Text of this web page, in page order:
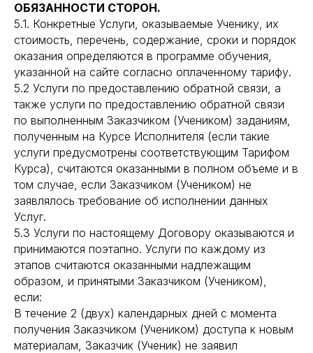
ОБЯЗАННОСТИ СТОРОН.
5.1. Конкретные Услуги, оказываемые Ученику, их
стоимость, перечень, содержание, сроки и порядок
оказания определяются в программе обучения,
указанной на сайте согласно оплаченному тарифу.
5.2 Услуги по предоставлению обратной связи, а
также услуги по предоставлению обратной связи
по выполненным Заказчиком (Учеником) заданиям,
полученным на Курсе Исполнителя (если такие
услуги предусмотрены соответствующим Тарифом
Курса), считаются оказанными в полном объеме и в
том случае, если Заказчиком (Учеником) не
заявлялось требование об исполнении данных
Услуг.
5.3 Услуги по настоящему Договору оказываются и
принимаются поэтапно. Услуги по каждому из
этапов считаются оказанными надлежащим
образом, и принятыми Заказчиком (Учеником),
если:
В течение 2 (двух) календарных дней с момента
получения Заказчиком (Учеником) доступа к новым
материалам, Заказчик (Ученик) не заявил